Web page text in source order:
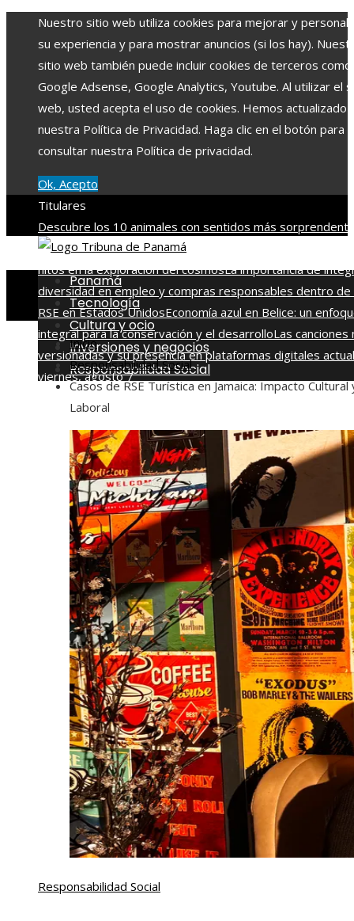
Nuestro sitio web utiliza cookies para mejorar y
su experiencia y para mostrar anuncios (si los hay).
sitio web también puede incluir cookies de terceros como
Google Adsense, Google Analytics, Youtube. Al utilizar el
web, usted acepta el uso de cookies. Hemos actualizado
nuestra Política de Privacidad. Haga clic en el botón para
consultar nuestra Política de privacidad.
Ok, Acepto
Titulares
Descubre los 10 animales con sentidos más
agudos del planetaLas 15 misiones espaciales que
hitos en la exploración del cosmosLa importancia de
diversidad en empleo y compras responsables dentro de
RSE en Estados UnidosEconomía azul en Belice: un
integral para la conservación y el desarrolloLas canciones
versionadas y su presencia en plataformas digitales
viernes, agosto 7
Panamá
Tecnología
Cultura y ocio
Inversiones y negocios
Responsabilidad Social
Inicio
Responsabilidad Social
Casos de RSE Turística en Jamaica: Impacto Cultural
Laboral
Responsabilidad Social